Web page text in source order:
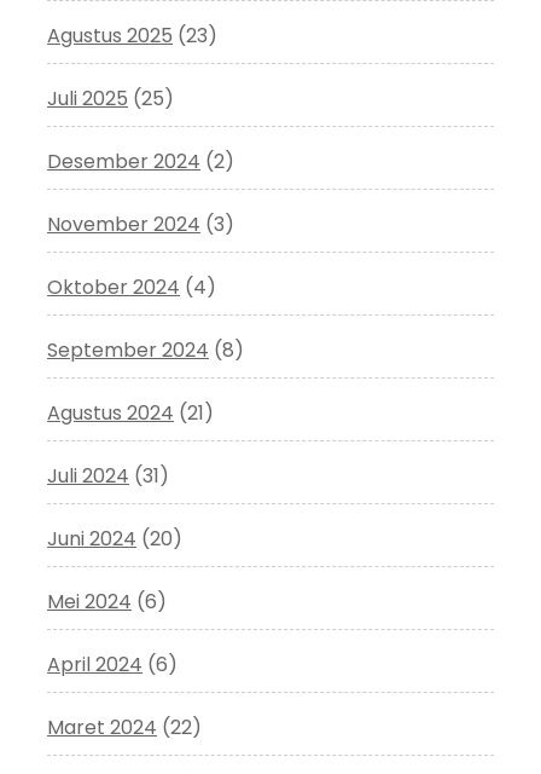
Agustus 2025 (23)
Juli 2025 (25)
Desember 2024 (2)
November 2024 (3)
Oktober 2024 (4)
September 2024 (8)
Agustus 2024 (21)
Juli 2024 (31)
Juni 2024 (20)
Mei 2024 (6)
April 2024 (6)
Maret 2024 (22)